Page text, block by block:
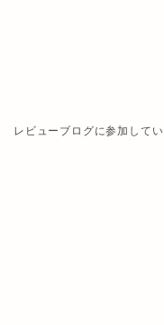
レビューブログに参加して